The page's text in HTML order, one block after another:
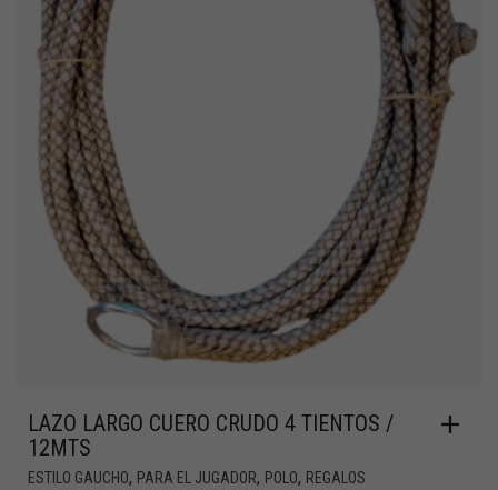
LAZO LARGO CUERO CRUDO 4 TIENTOS /
12MTS
ESTILO GAUCHO, PARA EL JUGADOR, POLO, REGALOS